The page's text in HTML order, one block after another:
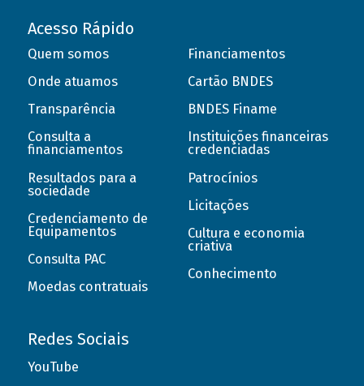
Acesso Rápido
Quem somos
Onde atuamos
Transparência
Consulta a
financiamentos
Resultados para a
sociedade
Credenciamento de
Equipamentos
Consulta PAC
Moedas contratuais
Financiamentos
Cartão BNDES
BNDES Finame
Instituições financeiras
credenciadas
Patrocínios
Licitações
Cultura e economia
criativa
Conhecimento
Redes Sociais
YouTube